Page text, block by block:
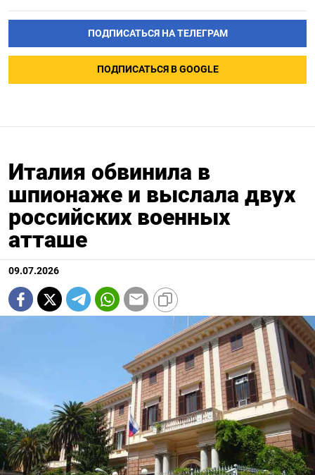
ПОДПИСАТЬСЯ НА ТЕЛЕГРАМ
ПОДПИСАТЬСЯ В GOOGLE
Италия обвинила в
шпионаже и выслала двух
российских военных
атташе
09.07.2026